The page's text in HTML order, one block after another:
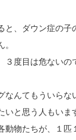
と、ダウン症の子
。
３度目は危ないの
なんてもういらな
いと思う人もいま
動物たちが、１匹